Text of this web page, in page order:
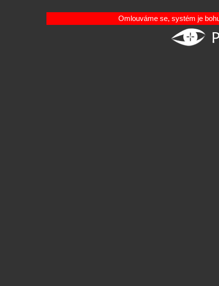
Omlouváme se, systém je